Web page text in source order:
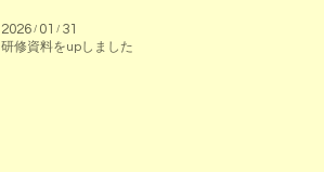
2026 / 01 / 31
研修資料をupしました